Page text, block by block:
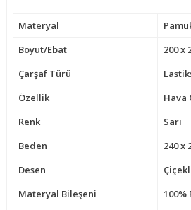
Materyal
Boyut/Ebat
200 x
Çarşaf Türü
Özellik
Hava
Renk
Sarı
Beden
240 x
Desen
Materyal Bileşeni
100%